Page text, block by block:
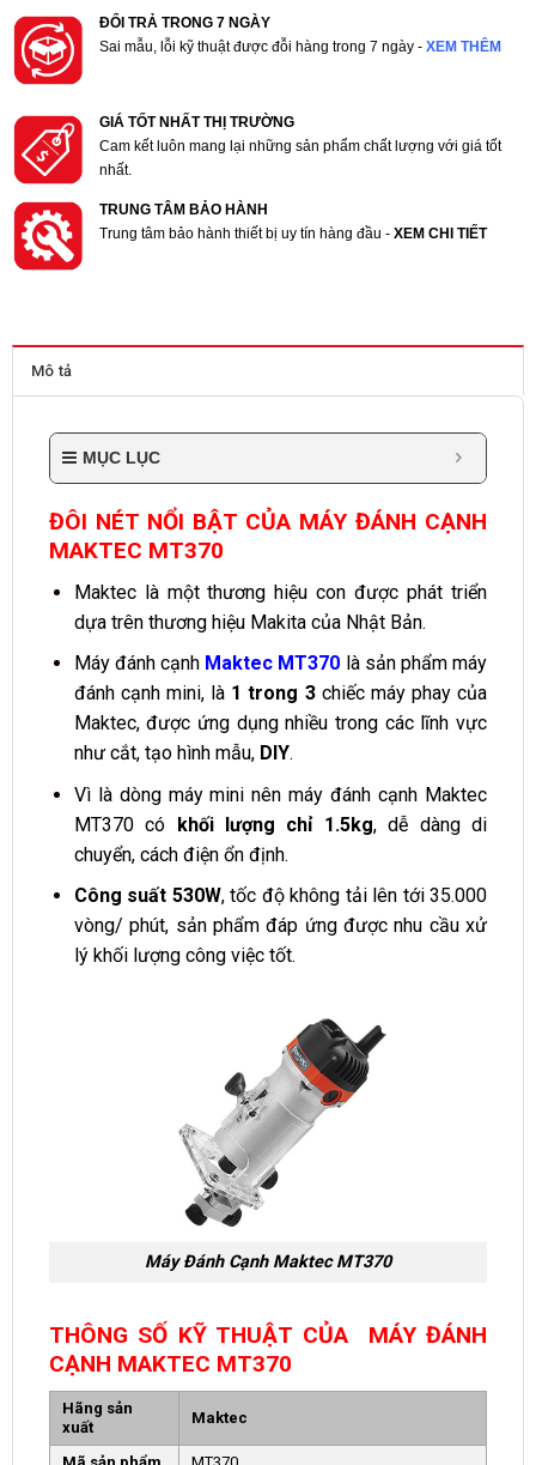
ĐỔI TRẢ TRONG 7 NGÀY
Sai mẫu, lỗi kỹ thuật được đỗi hàng trong 7 ngày - XEM THÊM
GIÁ TỐT NHẤT THỊ TRƯỜNG
Cam kết luôn mang lại những sản phẩm chất lượng với giá tốt
nhất.
TRUNG TÂM BẢO HÀNH
Trung tâm bảo hành thiết bị uy tín hàng đầu -XEM CHI TIẾT
Mô tả
MỤC LỤC
ĐÔI NÉT NỔI BẬT CỦA MÁY ĐÁNH CẠNH
MAKTEC MT370
Maktec là một thương hiệu con được phát triển
dựa trên thương hiệu Makita của Nhật Bản.
Máy đánh cạnh Maktec MT370 là sản phẩm máy
đánh cạnh mini, là 1 trong 3chiếc máy phay của
Maktec, được ứng dụng nhiều trong các lĩnh vực
như cắt, tạo hình mẫu,DIY.
Vì là dòng máy mini nên máy đánh cạnh Maktec
MT370 có khối lượng chỉ 1.5kg, dễ dàng di
chuyển, cách điện ổn định.
Công suất 530W, tốc độ không tải lên tới 35.000
vòng/ phút, sản phẩm đáp ứng được nhu cầu xử
lý khối lượng công việc tốt.
Máy Đánh Cạnh Maktec MT370
THÔNG SỐ KỸ THUẬT CỦA MÁY ĐÁNH
CẠNH MAKTEC MT370
Hãng sản
xuất
Maktec